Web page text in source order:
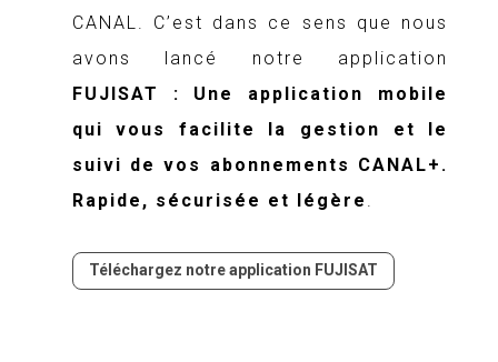
CANAL. C’est dans ce sens que nous
avons lancé notre application
FUJISAT : Une application mobile
qui vous facilite la gestion et le
suivi de vos abonnements CANAL+.
Rapide, sécurisée et légère .
Téléchargez notre application FUJISAT